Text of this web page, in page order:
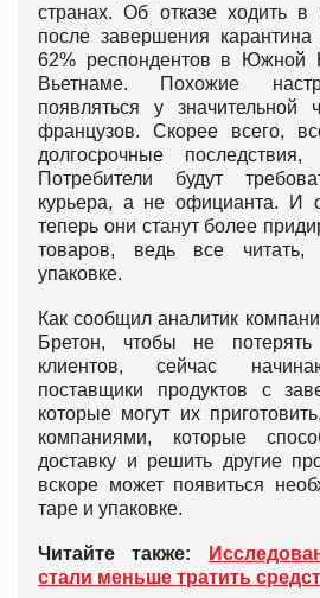
странах. Об отказе ходить
после завершения
62% респондентов в Южной
Вьетнаме. Похожие
появляться у значительной
французов. Скорее всего,
долгосрочные
Потребители будут
курьера, а не официанта. И
теперь они станут более
товаров, ведь все
упаковке.
Как сообщил аналитик
Бретон, чтобы не
клиентов, сейчас
поставщики продуктов с
которые могут их
компаниями, которые
доставку и решить другие
вскоре может появиться
таре и упаковке.
Читайте также:
стали меньше тратить